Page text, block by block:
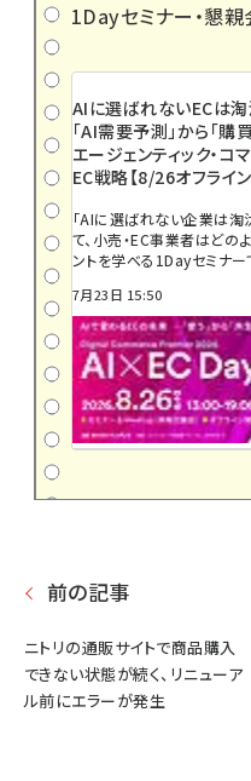
1Dayセミナー・懇親
AIに選ばれないECは淘
「AI需要予測」から「購
エージェンティック・コ
EC戦略【8/26オフライ
「AIに選ばれない企業は淘
て、小売・EC事業者はどの
ントを学べる1Dayセミナー
7月23日 15:50
前の記事
ニトリの通販サイトで商品購入
できない状態が続く、リニューア
ル前にエラーが発生